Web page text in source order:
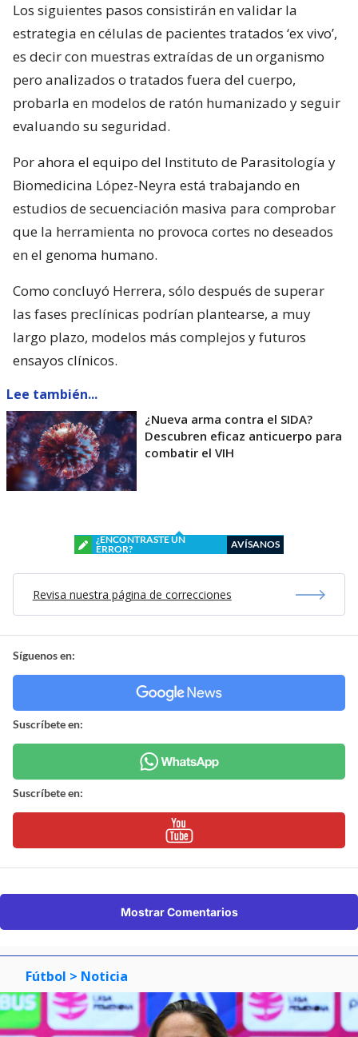
Los siguientes pasos consistirán en validar la
estrategia en células de pacientes tratados ‘ex vivo’,
es decir con muestras extraídas de un organismo
pero analizados o tratados fuera del cuerpo,
probarla en modelos de ratón humanizado y seguir
evaluando su seguridad.
Por ahora el equipo del Instituto de Parasitología y
Biomedicina López-Neyra está trabajando en
estudios de secuenciación masiva para comprobar
que la herramienta no provoca cortes no deseados
en el genoma humano.
Como concluyó Herrera, sólo después de superar
las fases preclínicas podrían plantearse, a muy
largo plazo, modelos más complejos y futuros
ensayos clínicos.
Lee también...
¿Nueva arma contra el SIDA?
Descubren eficaz anticuerpo para
combatir el VIH
¿ENCONTRASTE UN
ERROR?
AVÍSANOS
Revisa nuestra página de correcciones
Síguenos en:
Suscríbete en:
Suscríbete en:
Mostrar Comentarios
Fútbol > Noticia